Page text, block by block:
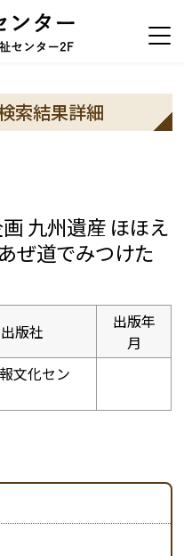
索結果詳細
九州遺産 ほほえ
ぜ道でみつけた
出版社
出版年
月
文化セン